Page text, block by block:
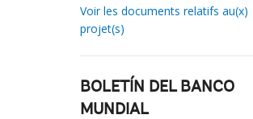
Voir les documents relatifs au(x)
projet(s)
BOLETÍN DEL BANCO
MUNDIAL